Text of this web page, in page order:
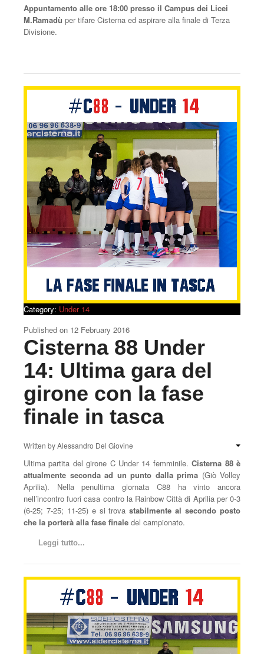
Appuntamento alle ore 18:00 presso il Campus dei Licei
M.Ramadù per tifare Cisterna ed aspirare alla finale di Terza
Divisione.
Category: Under 14
Published on 12 February 2016
Cisterna 88 Under
14: Ultima gara del
girone con la fase
finale in tasca
Written byAlessandro Del Giovine
Ultima partita del girone C Under 14 femminile.Cisterna 88 è
attualmente seconda ad un punto dalla prima (Giò Volley
Aprilia). Nella penultima giornata C88 ha vinto ancora
nell’incontro fuori casa contro la Rainbow Città di Aprilia per 0-3
(6-25; 7-25; 11-25) e si trovastabilmente al secondo posto
che la porterà alla fase finale del campionato.
Leggi tutto...